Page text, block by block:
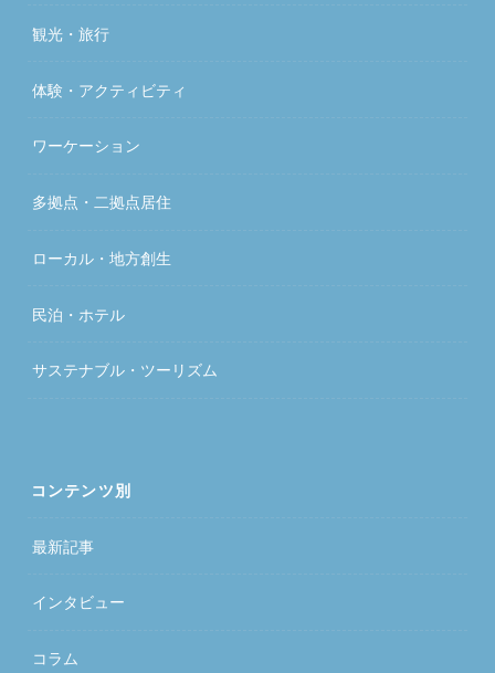
観光・旅行
体験・アクティビティ
ワーケーション
多拠点・二拠点居住
ローカル・地方創生
民泊・ホテル
サステナブル・ツーリズム
コンテンツ別
最新記事
インタビュー
コラム